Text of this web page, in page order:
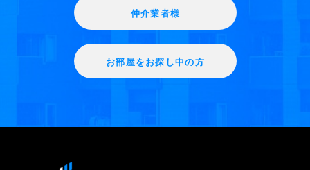
仲介業者様
お部屋をお探し中の方